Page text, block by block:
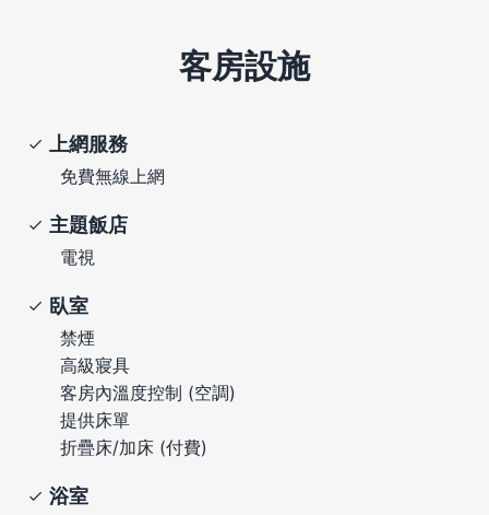
客房設施
上網服務
免費無線上網
主題飯店
電視
臥室
禁煙
高級寢具
客房內溫度控制 (空調)
提供床單
折疊床/加床 (付費)
浴室